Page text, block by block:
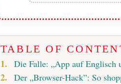
TABLE OF
Die Falle: „App auf Englisch
Der „Browser-Hack”: So